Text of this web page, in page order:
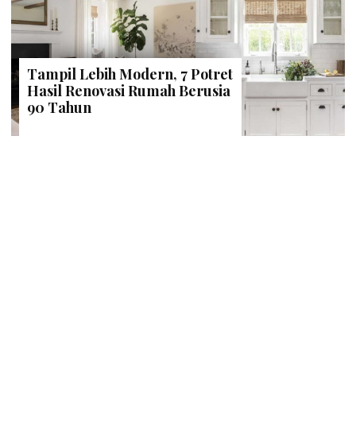
Tampil Lebih Modern, 7 Potret
Hasil Renovasi Rumah Berusia
90 Tahun